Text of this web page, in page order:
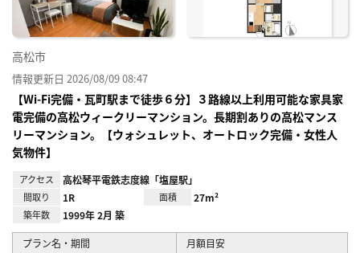
高松市
情報更新日 2026/08/09 08:47
【Wi-Fi完備・瓦町駅まで徒歩６分】３路線以上利用可能な家具家
電完備の高松ウィークリーマンション。長期割ありの高松マンス
リーマンション。【ウォシュレット、オートロック完備・女性人
気物件】
アクセス 高松琴平電鉄志度線「塩屋駅」
間取り 1R 面積 27m²
築年数 1999年 2月 築
プラン名・期間 月額目安